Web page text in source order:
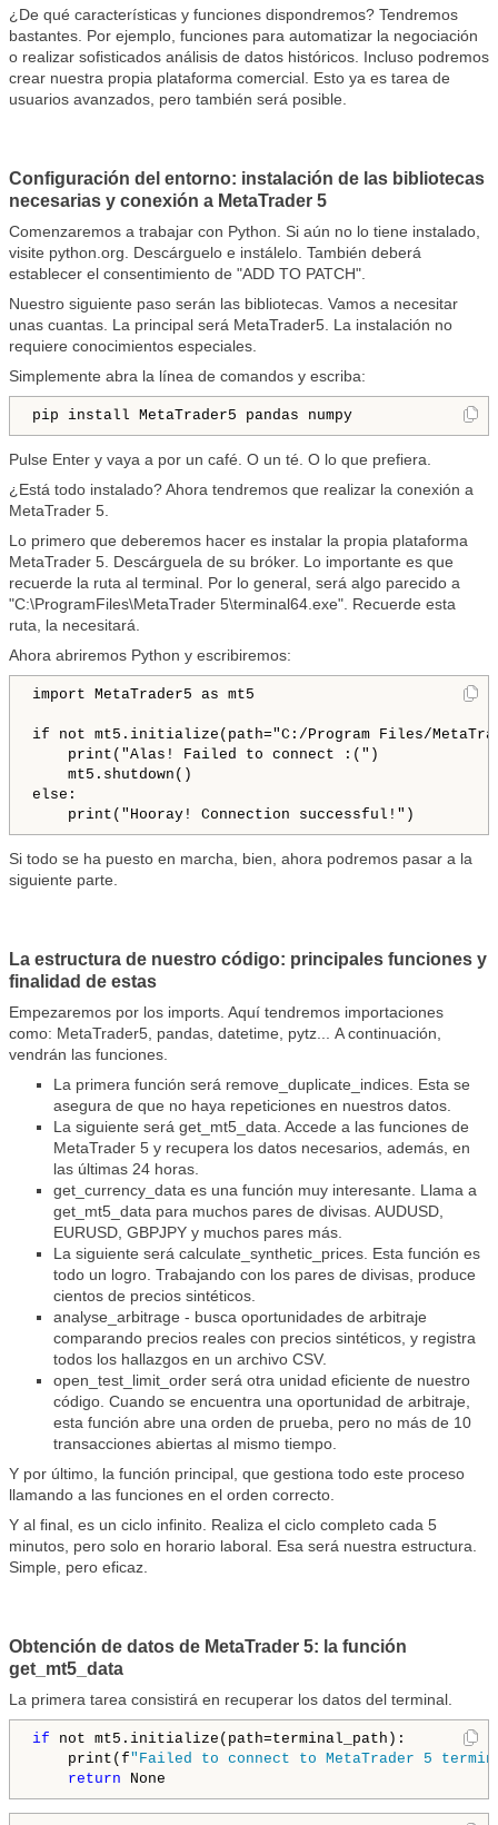
¿De qué características y funciones dispondremos? Tendremos
bastantes. Por ejemplo, funciones para automatizar la negociación
o realizar sofisticados análisis de datos históricos. Incluso podremos
crear nuestra propia plataforma comercial. Esto ya es tarea de
usuarios avanzados, pero también será posible.
Configuración del entorno: instalación de las bibliotecas
necesarias y conexión a MetaTrader 5
Comenzaremos a trabajar con Python. Si aún no lo tiene instalado,
visite python.org. Descárguelo e instálelo. También deberá
establecer el consentimiento de "ADD TO PATCH".
Nuestro siguiente paso serán las bibliotecas. Vamos a necesitar
unas cuantas. La principal será MetaTrader5. La instalación no
requiere conocimientos especiales.
Simplemente abra la línea de comandos y escriba:
pip install MetaTrader5 pandas numpy
Pulse Enter y vaya a por un café. O un té. O lo que prefiera.
¿Está todo instalado? Ahora tendremos que realizar la conexión a
MetaTrader 5.
Lo primero que deberemos hacer es instalar la propia plataforma
MetaTrader 5. Descárguela de su bróker. Lo importante es que
recuerde la ruta al terminal. Por lo general, será algo parecido a
"C:\ProgramFiles\MetaTrader 5\terminal64.exe". Recuerde esta
ruta, la necesitará.
Ahora abriremos Python y escribiremos:
import MetaTrader5 as
if not mt5 . initialize ( path="C:/Program Files/
print ( "Alas! Failed to connect :(" )
    mt5
. shutdown ( )
else :
print ( "Hooray! Connection successful!" )
Si todo se ha puesto en marcha, bien, ahora podremos pasar a la
siguiente parte.
La estructura de nuestro código: principales funciones y
finalidad de estas
Empezaremos por los imports. Aquí tendremos importaciones
como: MetaTrader5, pandas, datetime, pytz... A continuación,
vendrán las funciones.
La primera función será remove_duplicate_indices. Esta se
asegura de que no haya repeticiones en nuestros datos.
La siguiente será get_mt5_data. Accede a las funciones de
MetaTrader 5 y recupera los datos necesarios, además, en
las últimas 24 horas.
get_currency_data es una función muy interesante. Llama a
get_mt5_data para muchos pares de divisas. AUDUSD,
EURUSD, GBPJPY y muchos pares más.
La siguiente será calculate_synthetic_prices. Esta función es
todo un logro. Trabajando con los pares de divisas, produce
cientos de precios sintéticos.
analyse_arbitrage - busca oportunidades de arbitraje
comparando precios reales con precios sintéticos, y registra
todos los hallazgos en un archivo CSV.
open_test_limit_order será otra unidad eficiente de nuestro
código. Cuando se encuentra una oportunidad de arbitraje,
esta función abre una orden de prueba, pero no más de 10
transacciones abiertas al mismo tiempo.
Y por último, la función principal, que gestiona todo este proceso
llamando a las funciones en el orden correcto.
Y al final, es un ciclo infinito. Realiza el ciclo completo cada 5
minutos, pero solo en horario laboral. Esa será nuestra estructura.
Simple, pero eficaz.
Obtención de datos de MetaTrader 5: la función
get_mt5_data
La primera tarea consistirá en recuperar los datos del terminal.
if not mt5.initialize(path=terminal_path):
print(f"Failed to connect to MetaTrader 5
return None